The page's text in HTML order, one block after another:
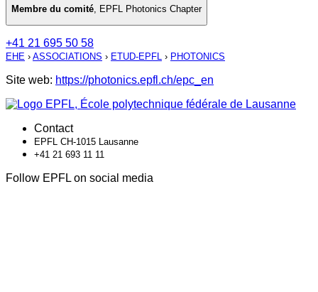
Membre du comité, EPFL Photonics Chapter
+41 21 695 50 58
EHE › ASSOCIATIONS › ETUD-EPFL › PHOTONICS
Site web: https://photonics.epfl.ch/epc_en
Contact
EPFL CH-1015 Lausanne
+41 21 693 11 11
Follow EPFL on social media